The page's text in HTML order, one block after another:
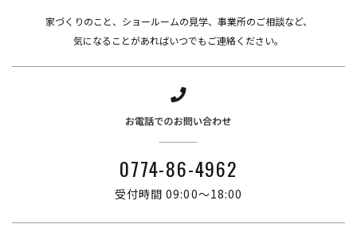
家づくりのこと、ショールームの見学、事業所のご相談など、
​​​​​​​気になることがあればいつでもご連絡ください。
0774-86-4962
受付時間 09:00～18:00